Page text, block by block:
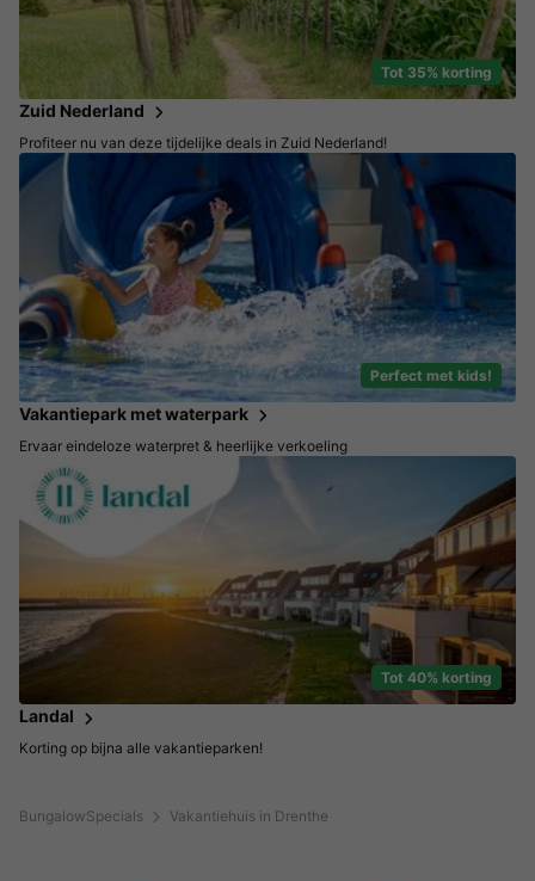
BungalowSpecials Vakantiehuis in Drenthe
Tot 35% korting
Zuid Nederland
Profiteer nu van deze tijdelijke deals in Zuid Nederland!
Perfect met kids!
Vakantiepark met waterpark
Ervaar eindeloze waterpret & heerlijke verkoeling
Tot 40% korting
Landal
Korting op bijna alle vakantieparken!